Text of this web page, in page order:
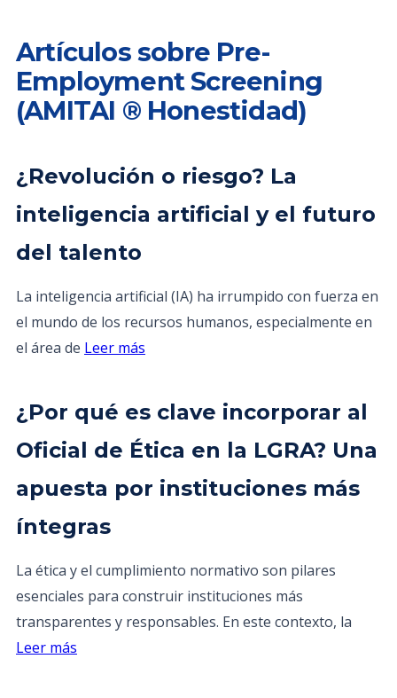
Artículos sobre Pre-
Employment Screening
(AMITAI ® Honestidad)
¿Revolución o riesgo? La
inteligencia artificial y el futuro
del talento
La inteligencia artificial (IA) ha irrumpido con fuerza en
el mundo de los recursos humanos, especialmente en
el área de Leer más
¿Por qué es clave incorporar al
Oficial de Ética en la LGRA? Una
apuesta por instituciones más
íntegras
La ética y el cumplimiento normativo son pilares
esenciales para construir instituciones más
transparentes y responsables. En este contexto, la
Leer más